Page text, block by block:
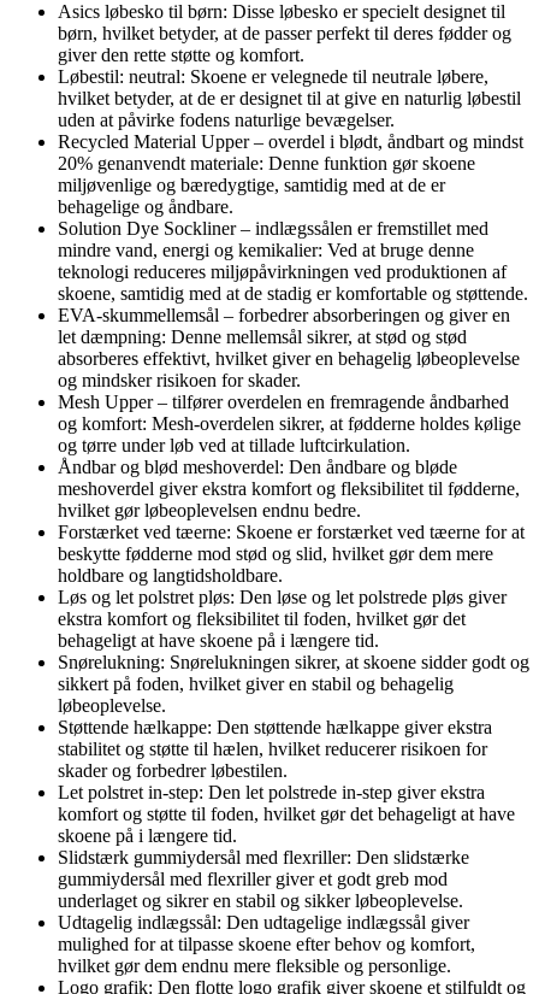
Asics løbesko til børn: Disse løbesko er specielt designet til
børn, hvilket betyder, at de passer perfekt til deres fødder og
giver den rette støtte og komfort.
Løbestil: neutral: Skoene er velegnede til neutrale løbere,
hvilket betyder, at de er designet til at give en naturlig løbestil
uden at påvirke fodens naturlige bevægelser.
Recycled Material Upper – overdel i blødt, åndbart og mindst
20% genanvendt materiale: Denne funktion gør skoene
miljøvenlige og bæredygtige, samtidig med at de er
behagelige og åndbare.
Solution Dye Sockliner – indlægssålen er fremstillet med
mindre vand, energi og kemikalier: Ved at bruge denne
teknologi reduceres miljøpåvirkningen ved produktionen af
skoene, samtidig med at de stadig er komfortable og støttende.
EVA-skummellemsål – forbedrer absorberingen og giver en
let dæmpning: Denne mellemsål sikrer, at stød og stød
absorberes effektivt, hvilket giver en behagelig løbeoplevelse
og mindsker risikoen for skader.
Mesh Upper – tilfører overdelen en fremragende åndbarhed
og komfort: Mesh-overdelen sikrer, at fødderne holdes kølige
og tørre under løb ved at tillade luftcirkulation.
Åndbar og blød meshoverdel: Den åndbare og bløde
meshoverdel giver ekstra komfort og fleksibilitet til fødderne,
hvilket gør løbeoplevelsen endnu bedre.
Forstærket ved tæerne: Skoene er forstærket ved tæerne for at
beskytte fødderne mod stød og slid, hvilket gør dem mere
holdbare og langtidsholdbare.
Løs og let polstret pløs: Den løse og let polstrede pløs giver
ekstra komfort og fleksibilitet til foden, hvilket gør det
behageligt at have skoene på i længere tid.
Snørelukning: Snørelukningen sikrer, at skoene sidder godt og
sikkert på foden, hvilket giver en stabil og behagelig
løbeoplevelse.
Støttende hælkappe: Den støttende hælkappe giver ekstra
stabilitet og støtte til hælen, hvilket reducerer risikoen for
skader og forbedrer løbestilen.
Let polstret in-step: Den let polstrede in-step giver ekstra
komfort og støtte til foden, hvilket gør det behageligt at have
skoene på i længere tid.
Slidstærk gummiydersål med flexriller: Den slidstærke
gummiydersål med flexriller giver et godt greb mod
underlaget og sikrer en stabil og sikker løbeoplevelse.
Udtagelig indlægssål: Den udtagelige indlægssål giver
mulighed for at tilpasse skoene efter behov og komfort,
hvilket gør dem endnu mere fleksible og personlige.
Logo grafik: Den flotte logo grafik giver skoene et stilfuldt og